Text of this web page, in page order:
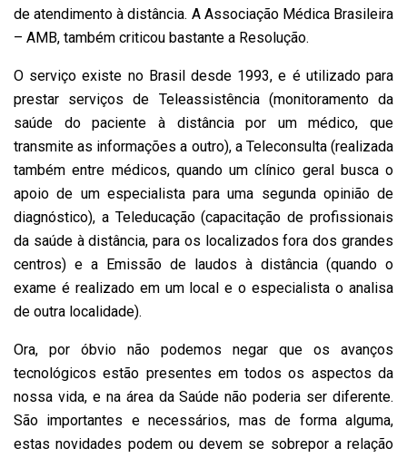
de atendimento à distância. A Associação Médica Brasileira
– AMB, também criticou bastante a Resolução.
O serviço existe no Brasil desde 1993, e é utilizado para
prestar serviços de Teleassistência (monitoramento da
saúde do paciente à distância por um médico, que
transmite as informações a outro), a Teleconsulta (realizada
também entre médicos, quando um clínico geral busca o
apoio de um especialista para uma segunda opinião de
diagnóstico), a Teleducação (capacitação de profissionais
da saúde à distância, para os localizados fora dos grandes
centros) e a Emissão de laudos à distância (quando o
exame é realizado em um local e o especialista o analisa
de outra localidade).
Ora, por óbvio não podemos negar que os avanços
tecnológicos estão presentes em todos os aspectos da
nossa vida, e na área da Saúde não poderia ser diferente.
São importantes e necessários, mas de forma alguma,
estas novidades podem ou devem se sobrepor a relação